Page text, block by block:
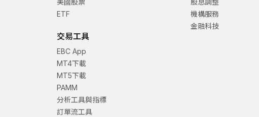
美國股票
ETF
交易工具
EBC App
MT4下載
MT5下載
PAMM
分析工具與指標
訂單流工具
股息調整
機構服務
金融科技